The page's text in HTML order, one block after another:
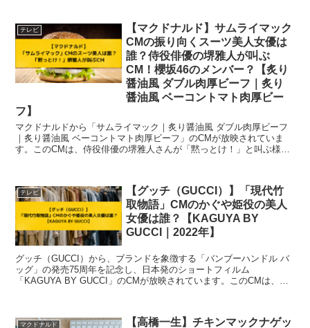
テレビ
【マクドナルド】サムライマック
CMの振り向くスーツ美人女優は
誰？侍役俳優の堺雅人が叫ぶ
CM！櫻坂46のメンバー？【炙り
醤油風 ダブル肉厚ビーフ｜炙り
醤油風 ベーコントマト肉厚ビー
フ】
マクドナルドから「サムライマック｜炙り醤油風 ダブル肉厚ビーフ
｜炙り醤油風 ベーコントマト肉厚ビーフ」のCMが放映されていま
す。このCMは、侍役俳優の堺雅人さんが「黙っとけ！」と叫ぶ様子
テレビ
【グッチ（GUCCI）】「現代竹
取物語」CMのかぐや姫役の美人
女優は誰？【KAGUYA BY
GUCCI｜2022年】
グッチ（GUCCI）から、ブランドを象徴する「バンブーハンドル バ
ッグ」の発売75周年を記念し、日本発のショートフィルム
「KAGUYA BY GUCCI」のCMが放映されています。このCMは、日
マクドナルド
【高橋一生】チキンマックナゲッ